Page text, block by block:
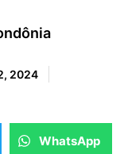
2024
WhatsApp